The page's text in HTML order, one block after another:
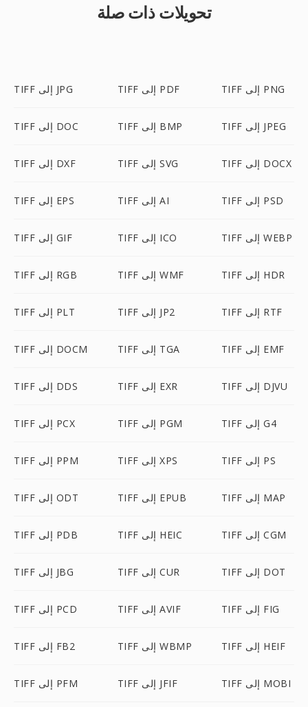
تحويلات ذات صلة
TIFF إلى JPG TIFF إلى PDF TIFF إلى PNG
TIFF إلى DOC TIFF إلى BMP TIFF إلى JPEG
TIFF إلى DXF TIFF إلى SVG TIFF إلى DOCX
TIFF إلى EPS TIFF إلى AI TIFF إلى PSD
TIFF إلى GIF TIFF إلى ICO TIFF إلى WEBP
TIFF إلى RGB TIFF إلى WMF TIFF إلى HDR
TIFF إلى PLT TIFF إلى JP2 TIFF إلى RTF
TIFF إلى DOCM TIFF إلى TGA TIFF إلى EMF
TIFF إلى DDS TIFF إلى EXR TIFF إلى DJVU
TIFF إلى PCX TIFF إلى PGM TIFF إلى G4
TIFF إلى PPM TIFF إلى XPS TIFF إلى PS
TIFF إلى ODT TIFF إلى EPUB TIFF إلى MAP
TIFF إلى PDB TIFF إلى HEIC TIFF إلى CGM
TIFF إلى JBG TIFF إلى CUR TIFF إلى DOT
TIFF إلى PCD TIFF إلى AVIF TIFF إلى FIG
TIFF إلى FB2 TIFF إلى WBMP TIFF إلى HEIF
TIFF إلى PFM TIFF إلى JFIF TIFF إلى MOBI